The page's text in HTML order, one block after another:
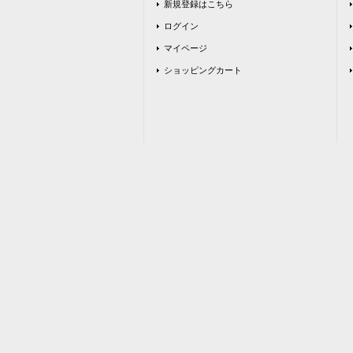
新規登録はこちら
ログイン
マイページ
ショッピングカート